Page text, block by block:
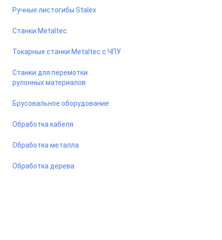
Ручные листогибы Stalex
Станки Metaltec
Токарные станки Metaltec с ЧПУ
Станки для перемотки
рулонных материалов
Брусовальное оборудование
Обработка кабеля
Обработка металла
Обработка дерева